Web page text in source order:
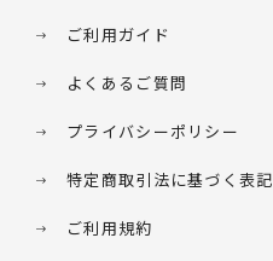
ご利用ガイド
よくあるご質問
プライバシーポリシー
特定商取引法に基づく表記
ご利用規約